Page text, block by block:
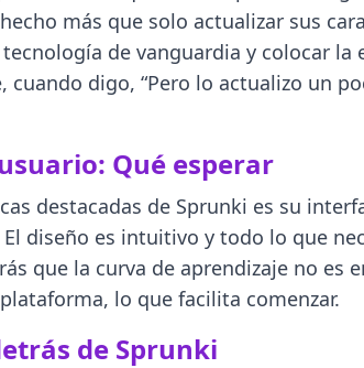
más que solo actualizar sus
de vanguardia y colocar
cuando digo, “Pero lo actualizo un
Qué esperar
destacadas de Sprunki es su
diseño es intuitivo y todo lo que
que la curva de aprendizaje no
lo que facilita comenzar.
de Sprunki